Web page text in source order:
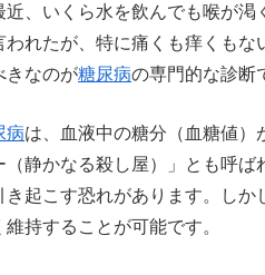
近、いくら水を飲んでも喉が
われたが、特に痛くも痒くも
きなのが糖尿病の専門的な診断
病は、血液中の糖分（血糖値）
（静かなる殺し屋）」とも呼
き起こす恐れがあります。し
維持することが可能です。